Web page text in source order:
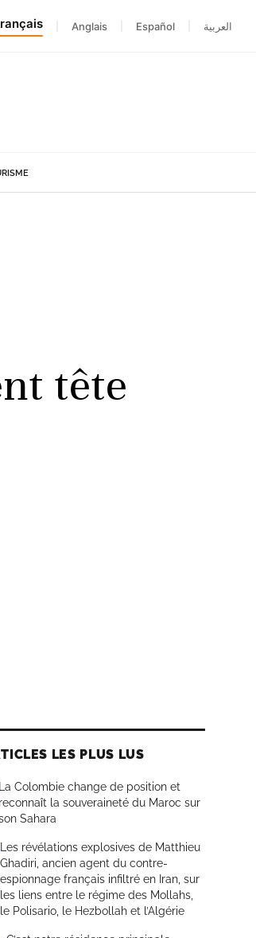
Anglais Español العربية
tête
LES PLUS LUS
La Colombie change de position et
reconnaît la souveraineté du Maroc sur
Sahara
Les révélations explosives de Matthieu
Ghadiri, ancien agent du contre-
espionnage français infiltré en Iran, sur
les liens entre le régime des Mollahs,
le Polisario, le Hezbollah et l’Algérie